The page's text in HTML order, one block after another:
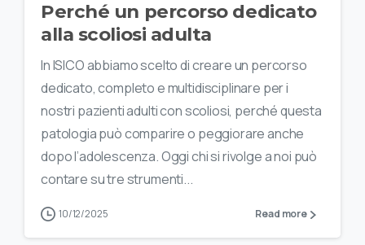
Perché un percorso dedicato
alla scoliosi adulta
In ISICO abbiamo scelto di creare un percorso
dedicato, completo e multidisciplinare per i
nostri pazienti adulti con scoliosi, perché questa
patologia può comparire o peggiorare anche
dopo l’adolescenza. Oggi chi si rivolge a noi può
contare su tre strumenti...
10/12/2025 Read more